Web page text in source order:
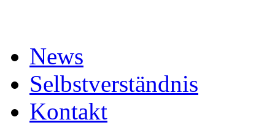
News
Selbstverständnis
Kontakt